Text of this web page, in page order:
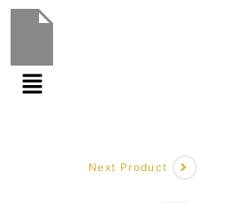
Next Product